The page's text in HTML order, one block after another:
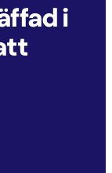
i